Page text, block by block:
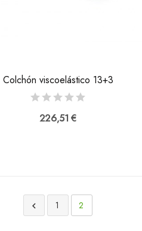
Colchón viscoelástico 13+3
226,51 €
 1 2